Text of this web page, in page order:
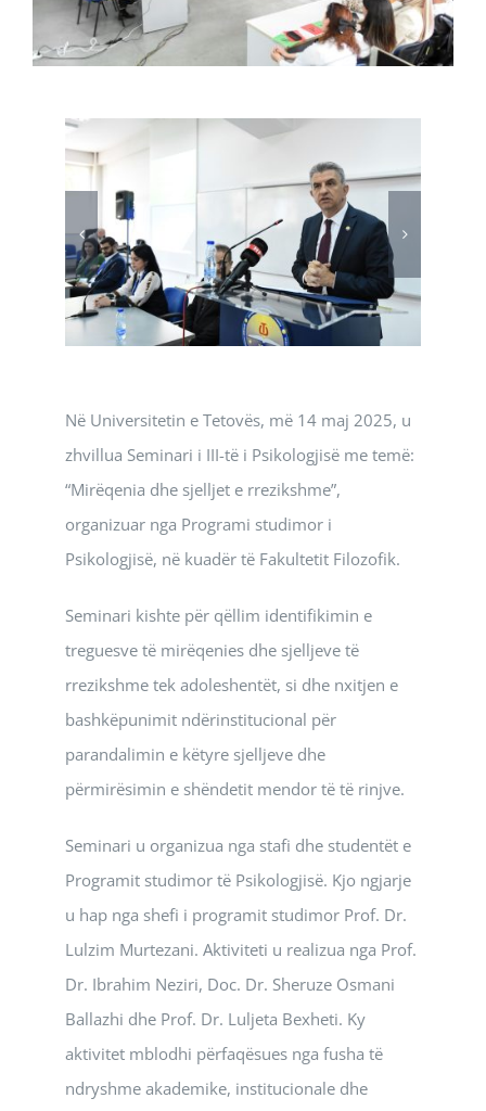
Në Universitetin e Tetovës, më 14 maj 2025, u
zhvillua Seminari i III-të i Psikologjisë me temë:
“Mirëqenia dhe sjelljet e rrezikshme”,
organizuar nga Programi studimor i
Psikologjisë, në kuadër të Fakultetit Filozofik.
Seminari kishte për qëllim identifikimin e
treguesve të mirëqenies dhe sjelljeve të
rrezikshme tek adoleshentët, si dhe nxitjen e
bashkëpunimit ndërinstitucional për
parandalimin e këtyre sjelljeve dhe
përmirësimin e shëndetit mendor të të rinjve.
Seminari u organizua nga stafi dhe studentët e
Programit studimor të Psikologjisë. Kjo ngjarje
u hap nga shefi i programit studimor Prof. Dr.
Lulzim Murtezani. Aktiviteti u realizua nga Prof.
Dr. Ibrahim Neziri, Doc. Dr. Sheruze Osmani
Ballazhi dhe Prof. Dr. Luljeta Bexheti. Ky
aktivitet mblodhi përfaqësues nga fusha të
ndryshme akademike, institucionale dhe